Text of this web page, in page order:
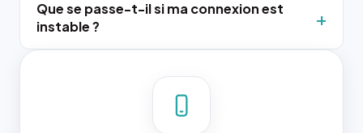
Que se passe-t-il si ma connexion est
instable ?